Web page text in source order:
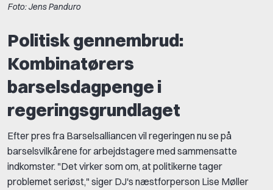
Foto: Jens Panduro
Politisk gennembrud:
Kombinatørers
barselsdagpenge i
regeringsgrundlaget
Efter pres fra Barselsalliancen vil regeringen nu se på
barselsvilkårene for arbejdstagere med sammensatte
indkomster. "Det virker som om, at politikerne tager
problemet seriøst," siger DJ's næstforperson Lise Møller